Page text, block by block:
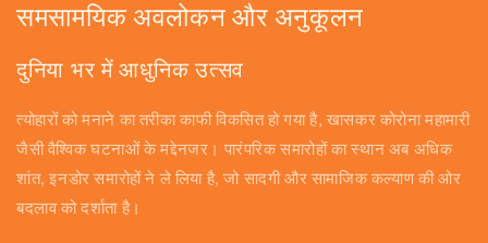
समसामयिक अवलोकन और अनुकूलन
दुनिया भर में आधुनिक उत्सव
त्योहारों को मनाने का तरीका काफी विकसित हो गया है, खासकर कोरोना महामारी
जैसी वैश्विक घटनाओं के मद्देनजर। पारंपरिक समारोहों का स्थान अब अधिक
शांत, इनडोर समारोहों ने ले लिया है, जो सादगी और सामाजिक कल्याण की ओर
बदलाव को दर्शाता है।